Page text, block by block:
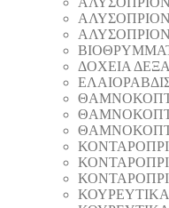
ΔΟΧΕΙΑ